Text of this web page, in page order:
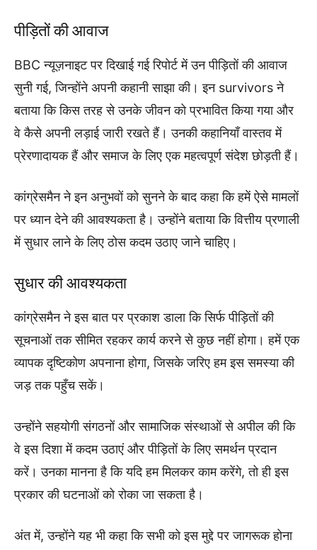
पीड़ितों की आवाज
BBC न्यूज़नाइट पर दिखाई गई रिपोर्ट में उन पीड़ितों की आवाज
सुनी गई, जिन्होंने अपनी कहानी साझा की। इन survivors ने
बताया कि किस तरह से उनके जीवन को प्रभावित किया गया और
वे कैसे अपनी लड़ाई जारी रखते हैं। उनकी कहानियाँ वास्तव में
प्रेरणादायक हैं और समाज के लिए एक महत्वपूर्ण संदेश छोड़ती हैं।
कांग्रेसमैन ने इन अनुभवों को सुनने के बाद कहा कि हमें ऐसे मामलों
पर ध्यान देने की आवश्यकता है। उन्होंने बताया कि वित्तीय प्रणाली
में सुधार लाने के लिए ठोस कदम उठाए जाने चाहिए।
सुधार की आवश्यकता
कांग्रेसमैन ने इस बात पर प्रकाश डाला कि सिर्फ पीड़ितों की
सूचनाओं तक सीमित रहकर कार्य करने से कुछ नहीं होगा। हमें एक
व्यापक दृष्टिकोण अपनाना होगा, जिसके जरिए हम इस समस्या की
जड़ तक पहुँच सकें।
उन्होंने सहयोगी संगठनों और सामाजिक संस्थाओं से अपील की कि
वे इस दिशा में कदम उठाएं और पीड़ितों के लिए समर्थन प्रदान
करें। उनका मानना है कि यदि हम मिलकर काम करेंगे, तो ही इस
प्रकार की घटनाओं को रोका जा सकता है।
अंत में, उन्होंने यह भी कहा कि सभी को इस मुद्दे पर जागरूक होना